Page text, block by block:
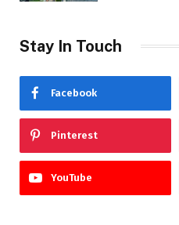
Stay In Touch
Facebook
Pinterest
YouTube